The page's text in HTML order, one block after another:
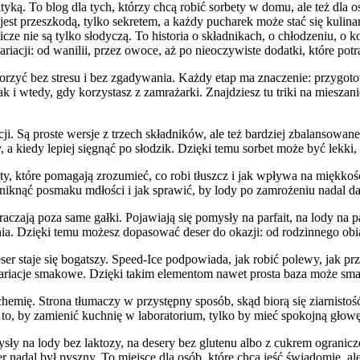
To blog dla tych, którzy chcą robić sorbety w domu, ale też dla
przeszkodą, tylko sekretem, a każdy pucharek może stać się
nie są tylko słodyczą. To historia o składnikach, o chłodzeniu,
od wanilii, przez owoce, aż po nieoczywiste dodatki, które
bez stresu i bez zgadywania. Każdy etap ma znaczenie:
i wtedy, gdy korzystasz z zamrażarki. Znajdziesz tu triki na
Są proste wersje z trzech składników, ale też bardziej
kiedy lepiej sięgnąć po słodzik. Dzięki temu sorbet może być lekki,
pomagają zrozumieć, co robi tłuszcz i jak wpływa na
posmaku mdłości i jak sprawić, by lody po zamrożeniu nadal
poza same gałki. Pojawiają się pomysły na parfait, na lody
Dzięki temu możesz dopasować deser do okazji: od rodzinnego
staje się bogatszy. Speed-Ice podpowiada, jak robić polewy, jak
smakowe. Dzięki takim elementom nawet prosta baza może
Strona tłumaczy w przystępny sposób, skąd biorą się
by zamienić kuchnię w laboratorium, tylko by mieć spokojną
na lody bez laktozy, na desery bez glutenu albo z cukrem
nadal był pyszny. To miejsce dla osób, które chcą jeść świadomie,